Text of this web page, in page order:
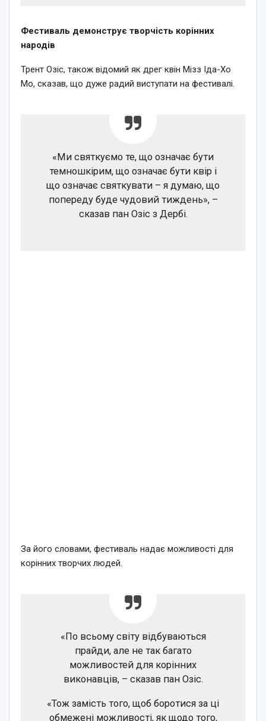
Фестиваль демонструє творчість корінних
народів
Трент Озіс, також відомий як дрег квін Мізз Іда-Хо
Мо, сказав, що дуже радий виступати на фестивалі.
«Ми святкуємо те, що означає бути
темношкірим, що означає бути квір і
що означає святкувати – я думаю, що
попереду буде чудовий тиждень», –
сказав пан Озіс з Дербі.
За його словами, фестиваль надає можливості для
корінних творчих людей.
«По всьому світу відбуваються
прайди, але не так багато
можливостей для корінних
виконавців, – сказав пан Озіс.
«Тож замість того, щоб боротися за ці
обмежені можливості, як щодо того,